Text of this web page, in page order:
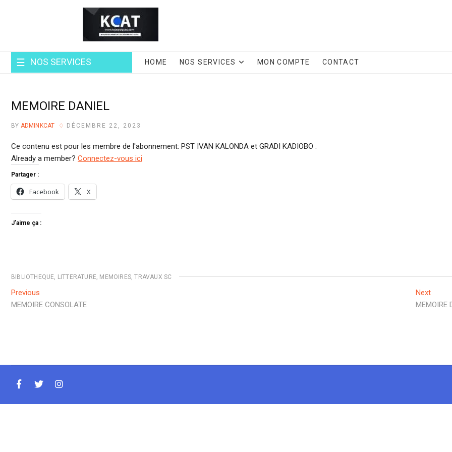
NOS SERVICES HOME NOS SERVICES MON COMPTE CONTACT
MEMOIRE DANIEL
BY ADMINKCAT DÉCEMBRE 22, 2023
Ce contenu est pour les membre de l'abonnement: PST IVAN KALONDA et GRADI KADIOBO .
Already a member? Connectez-vous ici
Partager :
Facebook X
J’aime ça :
BIBLIOTHEQUE LITTERATURE MEMOIRES ,TRAVAUX SC
Navigation
de
Previous
post:
MEMOIRE CONSOLATE
NextNext
post:
MEMOIRE
facebook
twitterinstagram